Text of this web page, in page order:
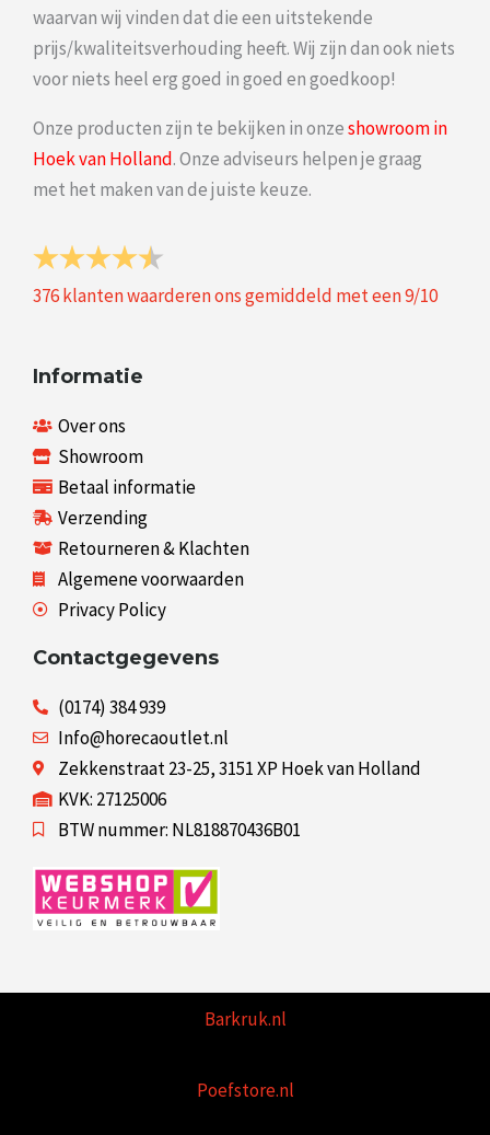
waarvan wij vinden dat die een uitstekende
prijs/kwaliteitsverhouding heeft. Wij zijn dan ook niets
voor niets heel erg goed in goed en goedkoop!
Onze producten zijn te bekijken in onzeshowroom in
Hoek van Holland. Onze adviseurs helpen je graag
met het maken van de juiste keuze.
376klanten waarderen ons gemiddeld met een9/10
Informatie
Over ons
Showroom
Betaal informatie
Verzending
Retourneren & Klachten
Algemene voorwaarden
Privacy Policy
Contactgegevens
(0174) 384 939
Info@horecaoutlet.nl
Zekkenstraat 23-25, 3151 XP Hoek van Holland
KVK: 27125006
BTW nummer: NL818870436B01
Barkruk.nl
Poefstore.nl